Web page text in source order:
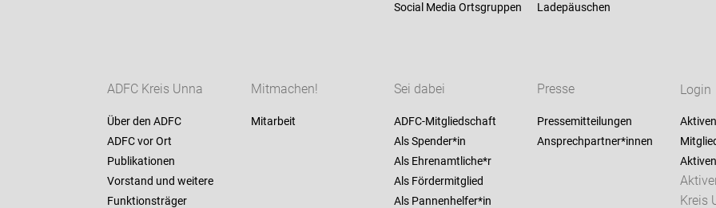
Social Media Ortsgruppen
Ladepäuschen
ADFC Kreis Unna
Über den ADFC
ADFC vor Ort
Publikationen
Vorstand und weitere
Funktionsträger
Mitmachen!
Mitarbeit
Sei dabei
ADFC-Mitgliedschaft
Als Spender*in
Als Ehrenamtliche*r
Als Fördermitglied
Als Pannenhelfer*in
Presse
Pressemitteilungen
Ansprechpartner*innen
Login
Kreis